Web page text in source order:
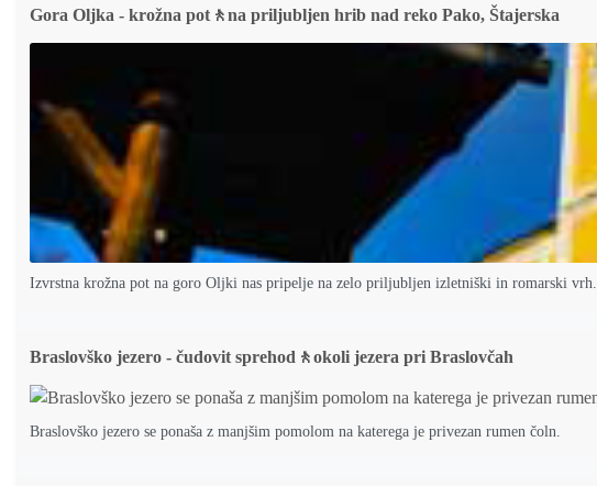
Gora Oljka - krožna pot🚶na priljubljen hrib nad reko Pako, Štajerska
Izvrstna krožna pot na goro Oljki nas pripelje na zelo priljubljen izletniški in romarski vrh.
Braslovško jezero - čudovit sprehod🚶okoli jezera pri Braslovčah
Braslovško jezero se ponaša z manjšim pomolom na katerega je privezan rumen čoln.